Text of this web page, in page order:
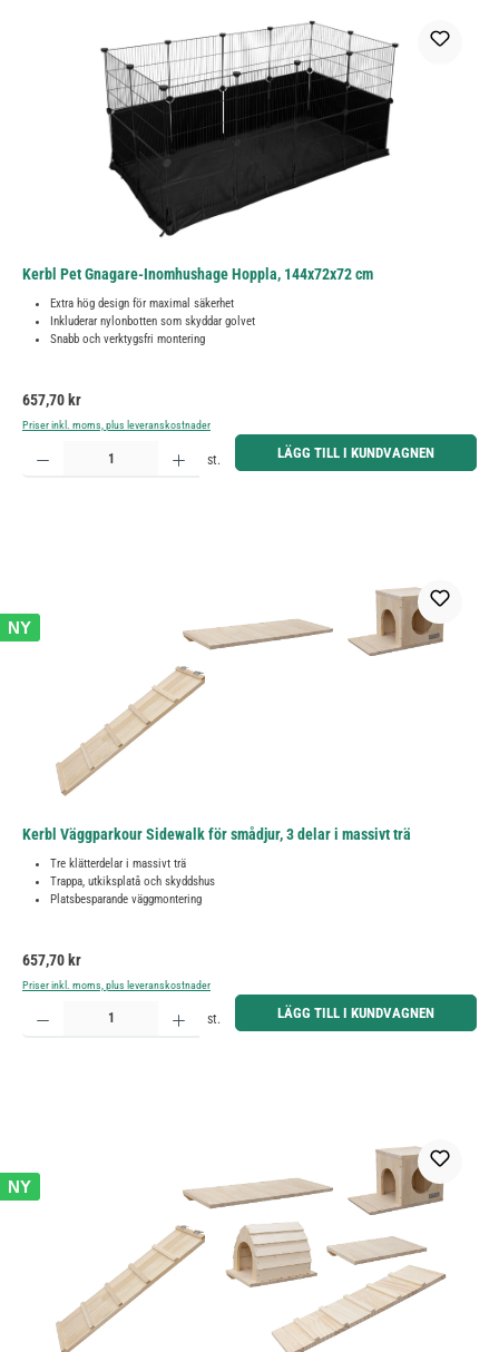
Kerbl Pet Gnagare-Inomhushage Hoppla, 144x72x72 cm
Extra hög design för maximal säkerhet
Inkluderar nylonbotten som skyddar golvet
Snabb och verktygsfri montering
Ordinarie pris:
657,70 kr
Priser inkl. moms, plus leveranskostnader
Produktkvantitet: Ange önskat belopp eller använd knapparna för att öka eller minska kvantiteten.
st. LÄGG TILL I KUNDVAGNEN
NY
Kerbl Väggparkour Sidewalk för smådjur, 3 delar i massivt trä
Tre klätterdelar i massivt trä
Trappa, utkiksplatå och skyddshus
Platsbesparande väggmontering
Ordinarie pris:
657,70 kr
Priser inkl. moms, plus leveranskostnader
Produktkvantitet: Ange önskat belopp eller använd knapparna för att öka eller minska kvantiteten.
st. LÄGG TILL I KUNDVAGNEN
NY